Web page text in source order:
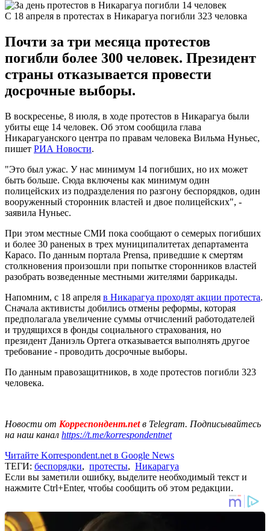
С 18 апреля в протестах в Никарагуа погибли 323 человка
Почти за три месяца протестов
погибли более 300 человек. Президент
страны отказывается провести
досрочные выборы.
В воскресенье, 8 июля, в ходе протестов в Никарагуа были
убиты еще 14 человек. Об этом сообщила глава
Никарагуанского центра по правам человека Вильма Нуньес,
пишет РИА Новости.
"Это был ужас. У нас минимум 14 погибших, но их может
быть больше. Сюда включены как минимум один
полицейских из подразделения по разгону беспорядков, один
вооруженный сторонник властей и двое полицейских", -
заявила Нуньес.
При этом местные СМИ пока сообщают о семерых погибших
и более 30 раненых в трех муниципалитетах департамента
Карасо. По данным портала Prensa, приведшие к смертям
столкновения произошли при попытке сторонников властей
разобрать возведенные местными жителями баррикады.
Напомним, с 18 апреля в Никарагуа проходят акции протеста.
Сначала активисты добились отмены реформы, которая
предполагала увеличение суммы отчислений работодателей
и трудящихся в фонды социального страхования, но
президент Даниэль Ортега отказывается выполнять другое
требование - проводить досрочные выборы.
По данным правозащитников, в ходе протестов погибли 323
человека.
Новости от Корреспондент.netв Telegram. Подписывайтесь
на наш канал https://t.me/korrespondentnet
Читайте Korrespondent.net в Google News
ТЕГИ: беспорядки, протесты, Никарагуа
Если вы заметили ошибку, выделите необходимый текст и
нажмите Ctrl+Enter, чтобы сообщить об этом редакции.